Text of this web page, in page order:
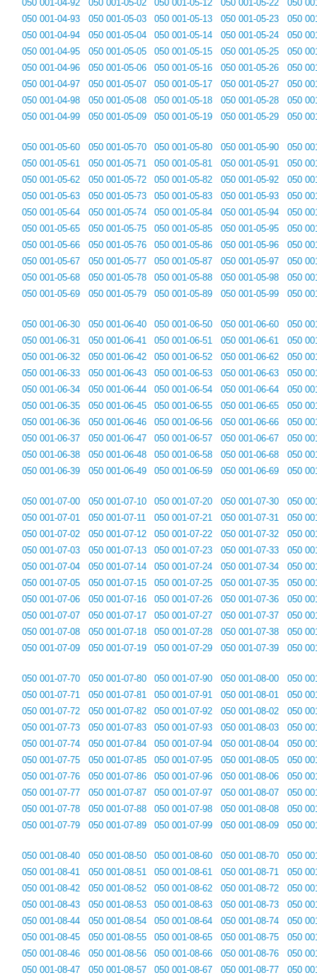
050 001-04-92
050 001-04-93
050 001-04-94
050 001-04-95
050 001-04-96
050 001-04-97
050 001-04-98
050 001-04-99
050 001-05-02
050 001-05-03
050 001-05-04
050 001-05-05
050 001-05-06
050 001-05-07
050 001-05-08
050 001-05-09
050 001-05-12
050 001-05-13
050 001-05-14
050 001-05-15
050 001-05-16
050 001-05-17
050 001-05-18
050 001-05-19
050 001-05-22
050 001-05-23
050 001-05-24
050 001-05-25
050 001-05-26
050 001-05-27
050 001-05-28
050 001-05-29
050
050
050
050
050
050
050
050
050 001-05-60
050 001-05-61
050 001-05-62
050 001-05-63
050 001-05-64
050 001-05-65
050 001-05-66
050 001-05-67
050 001-05-68
050 001-05-69
050 001-05-70
050 001-05-71
050 001-05-72
050 001-05-73
050 001-05-74
050 001-05-75
050 001-05-76
050 001-05-77
050 001-05-78
050 001-05-79
050 001-05-80
050 001-05-81
050 001-05-82
050 001-05-83
050 001-05-84
050 001-05-85
050 001-05-86
050 001-05-87
050 001-05-88
050 001-05-89
050 001-05-90
050 001-05-91
050 001-05-92
050 001-05-93
050 001-05-94
050 001-05-95
050 001-05-96
050 001-05-97
050 001-05-98
050 001-05-99
050
050
050
050
050
050
050
050
050
050
050 001-06-30
050 001-06-31
050 001-06-32
050 001-06-33
050 001-06-34
050 001-06-35
050 001-06-36
050 001-06-37
050 001-06-38
050 001-06-39
050 001-06-40
050 001-06-41
050 001-06-42
050 001-06-43
050 001-06-44
050 001-06-45
050 001-06-46
050 001-06-47
050 001-06-48
050 001-06-49
050 001-06-50
050 001-06-51
050 001-06-52
050 001-06-53
050 001-06-54
050 001-06-55
050 001-06-56
050 001-06-57
050 001-06-58
050 001-06-59
050 001-06-60
050 001-06-61
050 001-06-62
050 001-06-63
050 001-06-64
050 001-06-65
050 001-06-66
050 001-06-67
050 001-06-68
050 001-06-69
050
050
050
050
050
050
050
050
050
050
050 001-07-00
050 001-07-01
050 001-07-02
050 001-07-03
050 001-07-04
050 001-07-05
050 001-07-06
050 001-07-07
050 001-07-08
050 001-07-09
050 001-07-10
050 001-07-11
050 001-07-12
050 001-07-13
050 001-07-14
050 001-07-15
050 001-07-16
050 001-07-17
050 001-07-18
050 001-07-19
050 001-07-20
050 001-07-21
050 001-07-22
050 001-07-23
050 001-07-24
050 001-07-25
050 001-07-26
050 001-07-27
050 001-07-28
050 001-07-29
050 001-07-30
050 001-07-31
050 001-07-32
050 001-07-33
050 001-07-34
050 001-07-35
050 001-07-36
050 001-07-37
050 001-07-38
050 001-07-39
050
050
050
050
050
050
050
050
050
050
050 001-07-70
050 001-07-71
050 001-07-72
050 001-07-73
050 001-07-74
050 001-07-75
050 001-07-76
050 001-07-77
050 001-07-78
050 001-07-79
050 001-07-80
050 001-07-81
050 001-07-82
050 001-07-83
050 001-07-84
050 001-07-85
050 001-07-86
050 001-07-87
050 001-07-88
050 001-07-89
050 001-07-90
050 001-07-91
050 001-07-92
050 001-07-93
050 001-07-94
050 001-07-95
050 001-07-96
050 001-07-97
050 001-07-98
050 001-07-99
050 001-08-00
050 001-08-01
050 001-08-02
050 001-08-03
050 001-08-04
050 001-08-05
050 001-08-06
050 001-08-07
050 001-08-08
050 001-08-09
050
050
050
050
050
050
050
050
050
050
050 001-08-40
050 001-08-41
050 001-08-42
050 001-08-43
050 001-08-44
050 001-08-45
050 001-08-46
050 001-08-47
050 001-08-50
050 001-08-51
050 001-08-52
050 001-08-53
050 001-08-54
050 001-08-55
050 001-08-56
050 001-08-57
050 001-08-60
050 001-08-61
050 001-08-62
050 001-08-63
050 001-08-64
050 001-08-65
050 001-08-66
050 001-08-67
050 001-08-70
050 001-08-71
050 001-08-72
050 001-08-73
050 001-08-74
050 001-08-75
050 001-08-76
050 001-08-77
050
050
050
050
050
050
050
050